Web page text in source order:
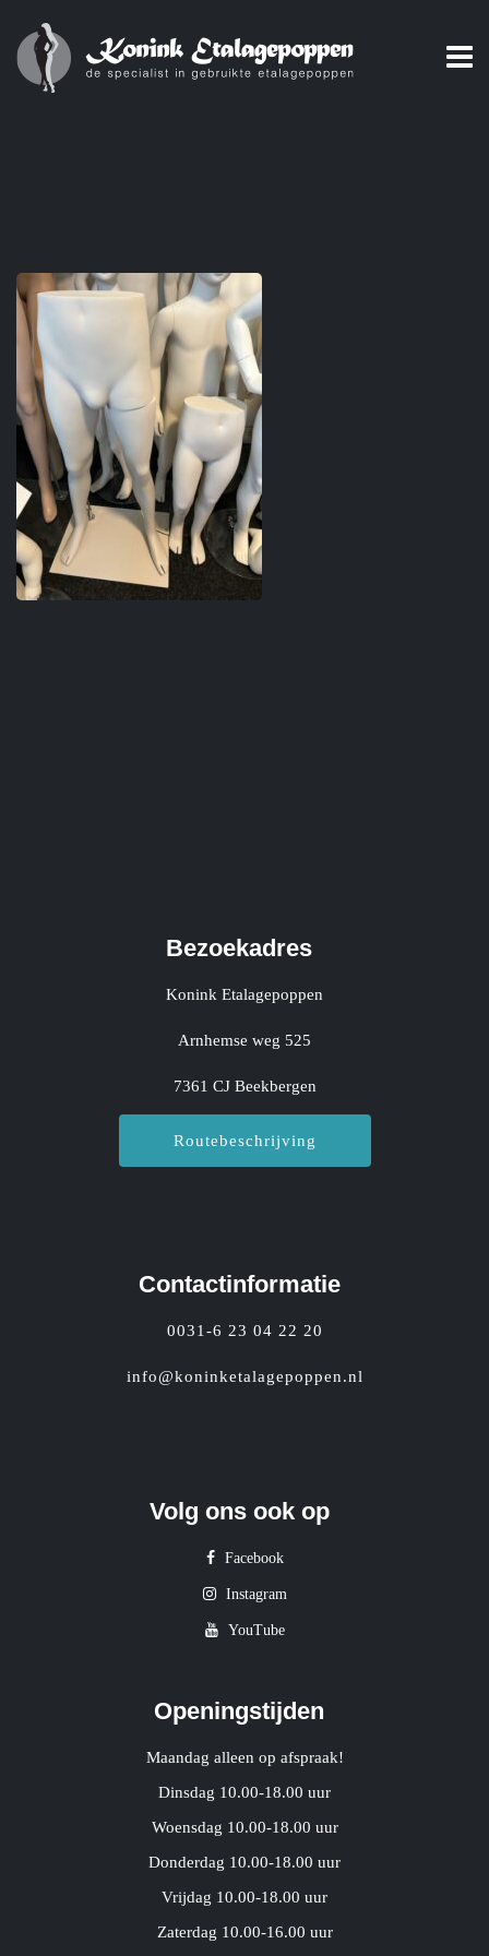
Bezoekadres
Konink Etalagepoppen
Arnhemse weg 525
7361 CJ Beekbergen
Routebeschrijving
Contactinformatie
0031-6 23 04 22 20
info@koninketalagepoppen.nl
Volg ons ook op
Facebook
Instagram
YouTube
Openingstijden
Maandag alleen op afspraak!
Dinsdag 10.00-18.00 uur
Woensdag 10.00-18.00 uur
Donderdag 10.00-18.00 uur
Vrijdag 10.00-18.00 uur
Zaterdag 10.00-16.00 uur